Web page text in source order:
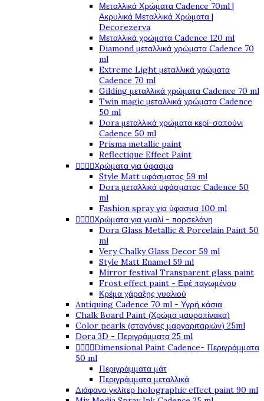
Μεταλλικά Χρώματα Cadence 70ml |
Ακρυλικά Μεταλλικά Χρώματα |
Decorezerva
Μεταλλικά χρώματα Cadence 120 ml
Diamond μεταλλικά χρώματα Cadence 70
ml
Extreme Light μεταλλικά χρώματα
Cadence 70 ml
Gilding μεταλλικά χρώματα Cadence 70 ml
Twin magic μεταλλικά χρώματα Cadence
50 ml
Dora μεταλλικά χρώματα κερί-σαπούνι
Cadence 50 ml
Prisma metallic paint
Reflectique Effect Paint
   Χρώματα για ύφασμα
Style Matt υφάσματος 59 ml
Dora μεταλλικά υφάσματος Cadence 50
ml
Fashion spray για ύφασμα 100 ml
   Χρώματα για γυαλί - πορσελάνη
Dora Glass Metallic & Porcelain Paint 50
ml
Very Chalky Glass Decor 59 ml
Style Matt Enamel 59 ml
Mirror festival Transparent glass paint
Frost effect paint - Εφέ παγωμένου
Κρέμα χάραξης γυαλιού
Antiquing Cadence 70 ml - Υγρή κάσια
Chalk Board Paint (Χρώμα μαυροπίνακα)
Color pearls (σταγόνες μαργαριταριών) 25ml
Dora 3D - Περιγράμματα 25 ml
   Dimensional Paint Cadence- Περιγράμματα
50 ml
Περιγράμματα μάτ
Περιγράμματα μεταλλικά
Διάφανο γκλίτερ holographic effect paint 90 ml